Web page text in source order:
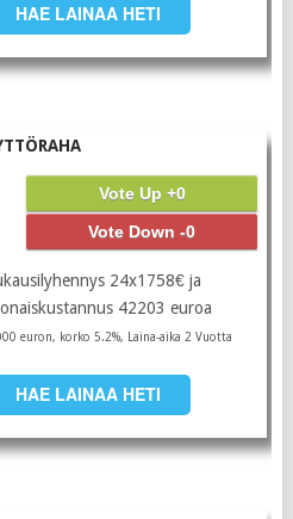
HAE LAINAA HETI
Vote Up +0
Vote Down -0
24x1758€ ja
42203 euroa
euron, korko 5.2%, Laina-aika 2 Vuotta
HAE LAINAA HETI